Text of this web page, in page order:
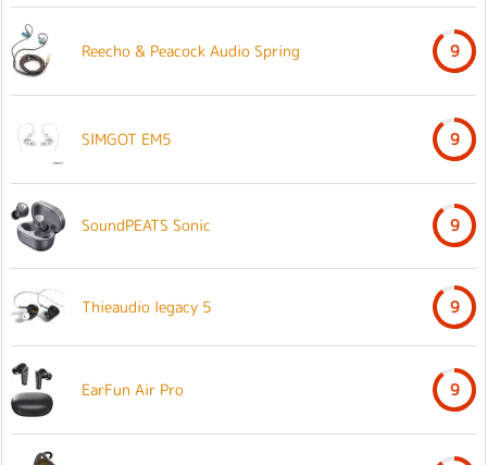
Reecho & Peacock Audio Spring 9
SIMGOT EM5 9
SoundPEATS Sonic 9
Thieaudio legacy 5 9
EarFun Air Pro 9